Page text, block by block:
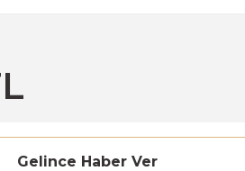
Gelince Haber Ver